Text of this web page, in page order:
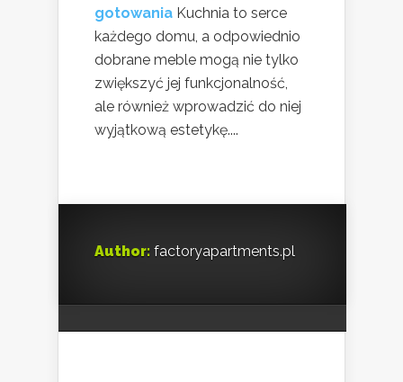
gotowania Kuchnia to serce
każdego domu, a odpowiednio
dobrane meble mogą nie tylko
zwiększyć jej funkcjonalność,
ale również wprowadzić do niej
wyjątkową estetykę....
Author: factoryapartments.pl